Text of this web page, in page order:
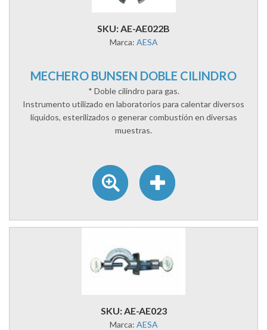
SKU: AE-AE022B
Marca: AESA
MECHERO BUNSEN DOBLE CILINDRO
* Doble cilindro para gas.
Instrumento utilizado en laboratorios para calentar diversos
líquidos, esterilizados o generar combustión en diversas
muestras.
SKU: AE-AE023
Marca: AESA